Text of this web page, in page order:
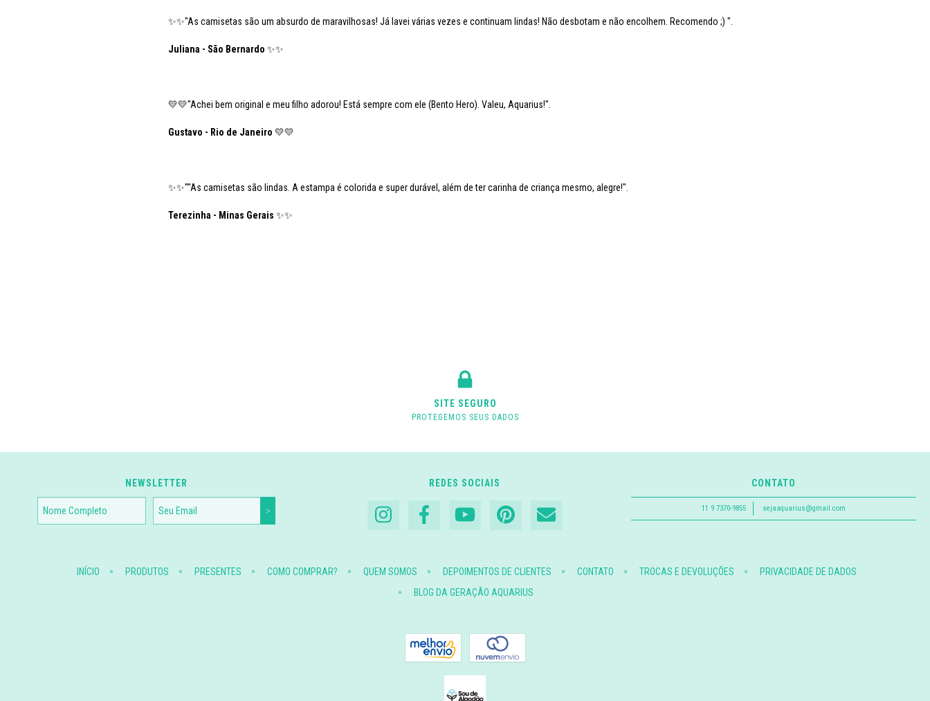
✨✨"As camisetas são um absurdo de maravilhosas! Já lavei várias vezes e continuam lindas! Não desbotam e não encolhem. Recomendo ;) ".
Juliana - São Bernardo ✨✨
💛💛"Achei bem original e meu filho adorou! Está sempre com ele (Bento Hero). Valeu, Aquarius!".
Gustavo - Rio de Janeiro 💛💛
✨✨""As camisetas são lindas. A estampa é colorida e super durável, além de ter carinha de criança mesmo, alegre!".
Terezinha - Minas Gerais ✨✨
SITE SEGURO
PROTEGEMOS SEUS DADOS
NEWSLETTER REDES SOCIAIS CONTATO
11 9 7370-9855 sejaaquarius@gmail.com
INÍCIO PRODUTOS PRESENTES COMO COMPRAR? QUEM SOMOS DEPOIMENTOS DE CLIENTES CONTATO TROCAS E DEVOLUÇÕES
PRIVACIDADE DE DADOS
BLOG DA GERAÇÃO AQUARIUS